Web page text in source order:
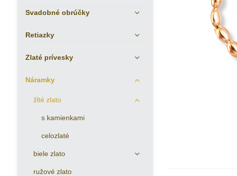
Svadobné obrúčky
Retiazky
Zlaté prívesky
Náramky
žlté zlato
s kamienkami
celozlaté
biele zlato
ružové zlato